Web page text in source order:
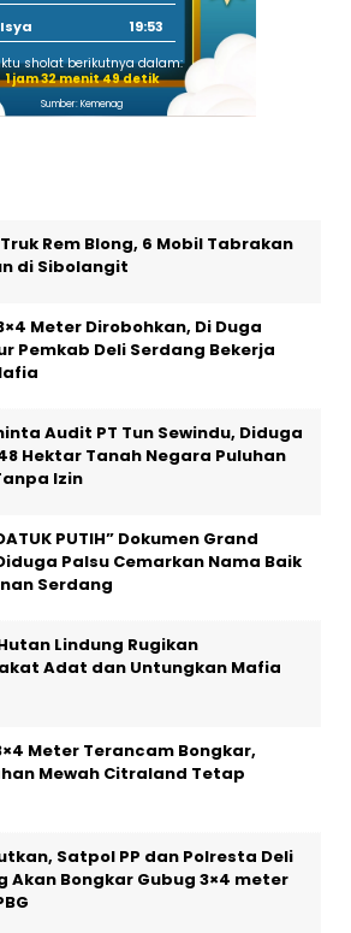
Isya
19:53
sholat berikutnya dalam:
1 jam 32 menit 49 detik
Sumber: Kemenag
Rem Blong, 6 Mobil Tabrakan
di Sibolangit
Meter Dirobohkan, Di Duga
Pemkab Deli Serdang Bekerja
Audit PT Tun Sewindu, Diduga
Hektar Tanah Negara Puluhan
Izin
PUTIH” Dokumen Grand
Palsu Cemarkan Nama Baik
Serdang
Lindung Rugikan
Adat dan Untungkan Mafia
Meter Terancam Bongkar,
Mewah Citraland Tetap
Satpol PP dan Polresta Deli
Akan Bongkar Gubug 3×4 meter